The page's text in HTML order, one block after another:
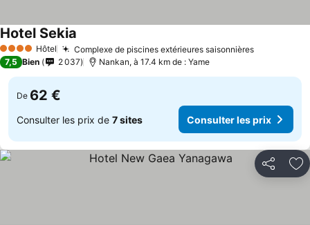
4 Étoiles Hôtel Complexe de piscines extérieures saisonnièresConsulter
Hotel Sekia
7,5 Bien 2 037 Nankan, à 17.4 km de : Yame
De 62 €
Consulter les prix de 7 sites Consulter les prix
Partager